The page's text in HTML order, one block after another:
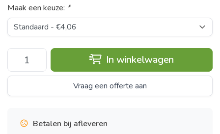
Maak een keuze: *
In winkelwagen
Vraag een offerte aan
Betalen bij afleveren